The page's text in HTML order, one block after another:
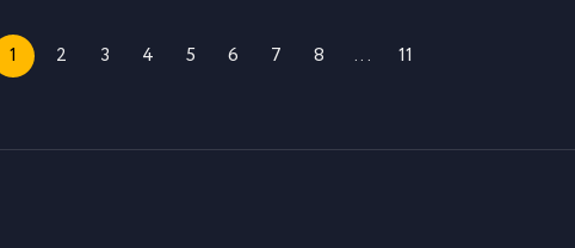
1 2 3 4 5 6 7 8 ... 11